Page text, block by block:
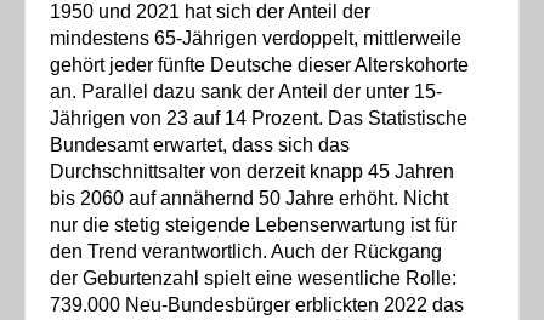
1950 und 2021 hat sich der Anteil der
mindestens 65-Jährigen verdoppelt, mittlerweile
gehört jeder fünfte Deutsche dieser Alterskohorte
an. Parallel dazu sank der Anteil der unter 15-
Jährigen von 23 auf 14 Prozent. Das Statistische
Bundesamt erwartet, dass sich das
Durchschnittsalter von derzeit knapp 45 Jahren
bis 2060 auf annähernd 50 Jahre erhöht. Nicht
nur die stetig steigende Lebenserwartung ist für
den Trend verantwortlich. Auch der Rückgang
der Geburtenzahl spielt eine wesentliche Rolle:
739.000 Neu-Bundesbürger erblickten 2022 das